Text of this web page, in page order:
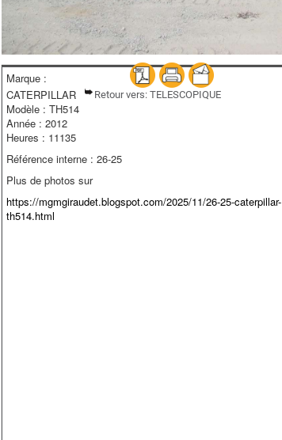
Retour vers: TELESCOPIQUE
Marque :
CATERPILLAR
Modèle : TH514
Année : 2012
Heures : 11135
Référence interne : 26-25
Plus de photos sur
https://mgmgiraudet.blogspot.com/2025/11/26-25-caterpillar-
th514.html